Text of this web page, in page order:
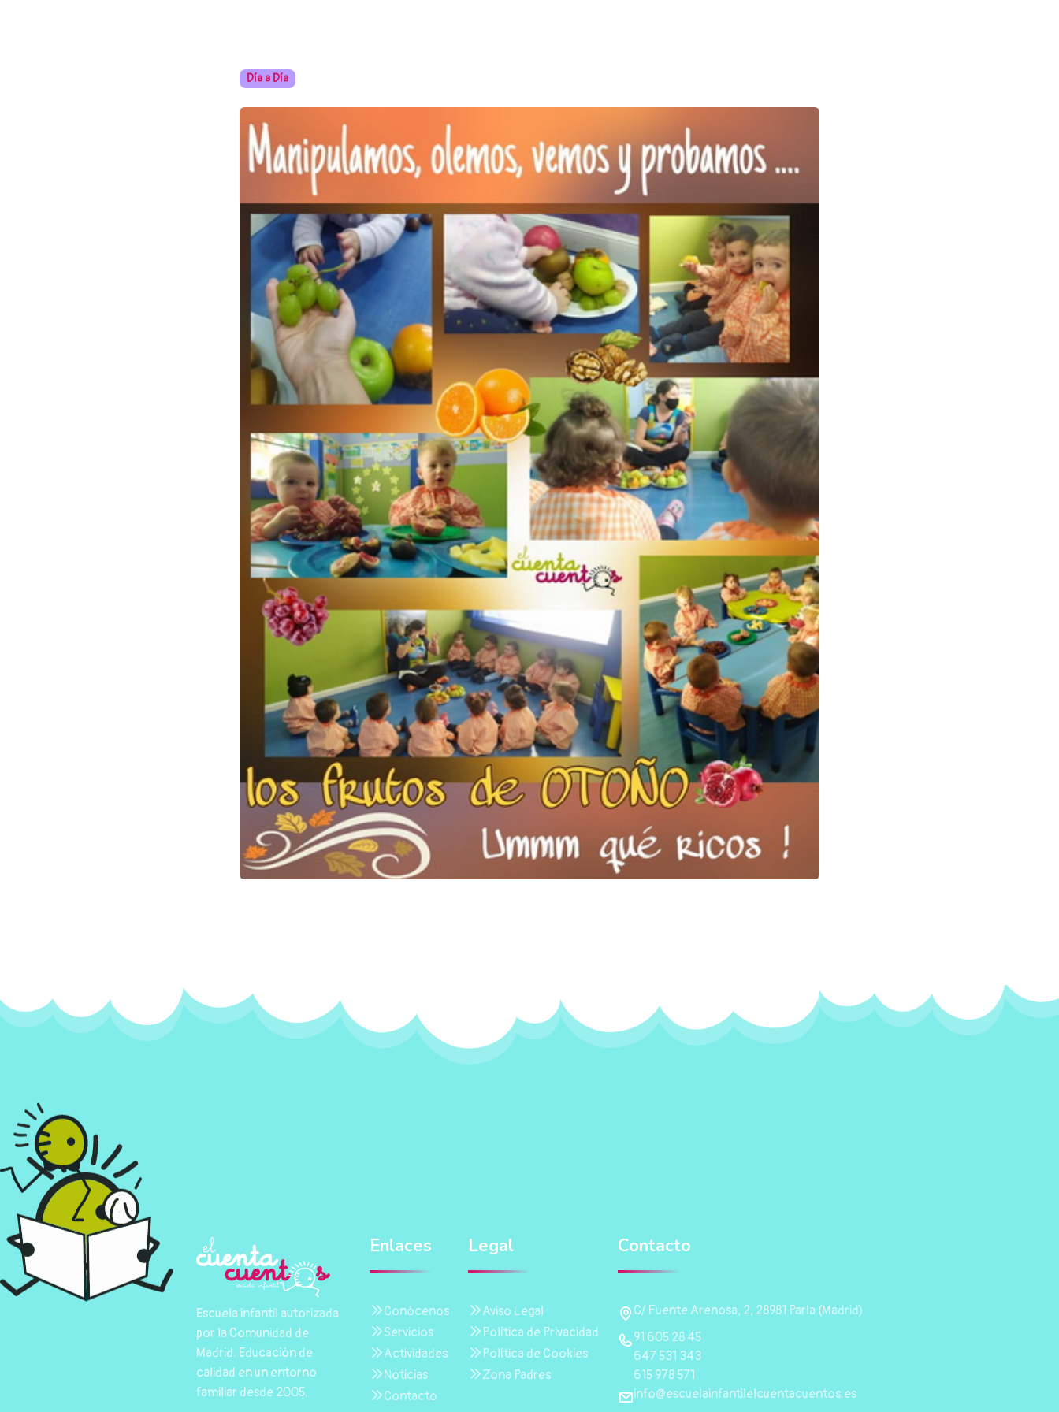
Día a Día
Escuela infantil autorizada
por la Comunidad de
Madrid. Educación de
calidad en un entorno
familiar desde 2005.
Enlaces
Conócenos
Servicios
Actividades
Noticias
Contacto
Legal
Aviso Legal
Política de Privacidad
Política de Cookies
Zona Padres
Contacto
C/ Fuente Arenosa, 2, 28981 Parla (Madrid)
91 605 28 45
647 531 343
615 978 571
info@escuelainfantilelcuentacuentos.es